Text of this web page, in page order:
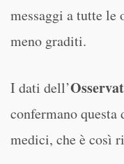
messaggi a tutte le
meno graditi.
I dati dell’
confermano
medici, che è così